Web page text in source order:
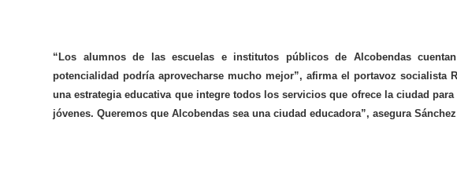
“Los alumnos de las escuelas e institutos públicos de Alcobendas
potencialidad podría aprovecharse mucho mejor”, afirma el portavoz socialista
una estrategia educativa que integre todos los servicios que ofrece la ciudad
jóvenes. Queremos que Alcobendas sea una ciudad educadora”, asegura